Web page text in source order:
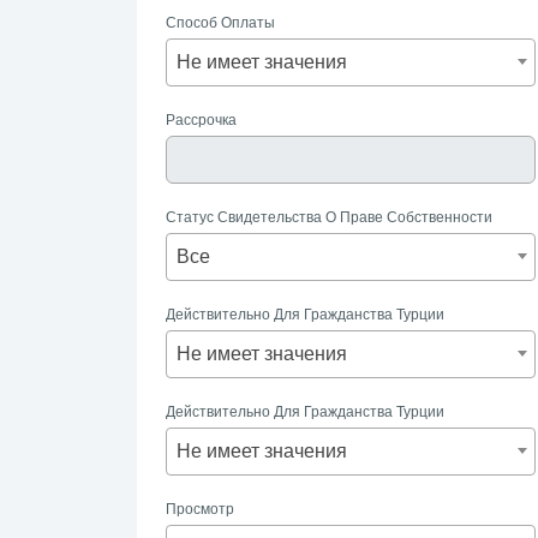
Акцентировать внимание на
конфиденциальности для всех компаний и
Наши Ценности:
Мы
Честность и Прозрачность:Мы верим
Ориентация на Удовлетворенность
Инновации Решений и Развитие Услуг:
требований рынка.
Присоединяйтесь К Нам
Свяжитесь С Нами Сейчас,
Достичь Ваших Целей В
Часто Задаваемые
Недвижимости По
Способ Оплаты
Не имеет значения
Рассрочка
Статус Свидетельства О Праве Собственности
Все
Действительно Для Гражданства Турции
Не имеет значения
Действительно Для Гражданства Турции
Не имеет значения
Просмотр